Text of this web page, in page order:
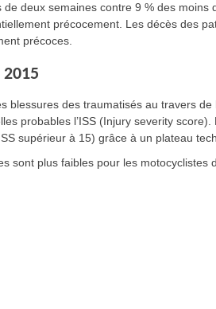
deux semaines contre 9 % des moins
précocement. Les décès des
précoces.
blessures des traumatisés au travers de
probables l’ISS (Injury severity
supérieur à 15) grâce à un plateau
sont plus faibles pour les motocyclistes